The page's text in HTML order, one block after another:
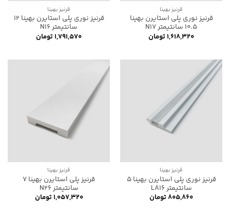
قرنیز بهینا
قرنیز نوری پلی استایرن بهینا
10.5 سانتیمتر N17
۱,۶۱۸,۳۲۰تومان
قرنیز بهینا
قرنیز نوری پلی استایرن بهینا 12
سانتیمتر N16
۱,۷۹۱,۵۷۰تومان
قرنیز بهینا
قرنیز نوری پلی استایرن بهینا 5
سانتیمتر LA16
۸۰۵,۸۶۰تومان
قرنیز بهینا
قرنیز پلی استایرن بهینا 7
سانتیمتر N26
۱,۰۵۷,۳۲۰تومان